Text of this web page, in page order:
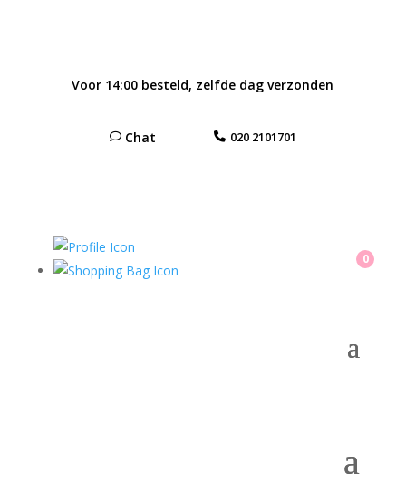
Voor 14:00 besteld, zelfde dag verzonden
Chat 020 2101701
0